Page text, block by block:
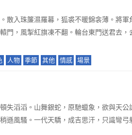
散入珠簾濕羅幕，狐裘不暖錦衾薄。將
門，風掣紅旗凍不翻。輪台東門送君去
人物 季節 其他 情感 場景
失滔滔。山舞銀蛇，原馳蠟象，欲與天
風騷。一代天驕，成吉思汗，只識彎弓